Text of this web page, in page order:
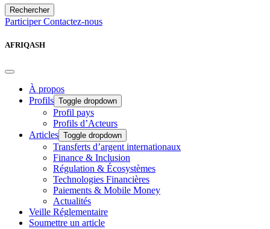
Rechercher
ParticiperContactez-nous
AFRIQASH
À propos
Profils Toggle dropdown
Profil pays
Profils d’Acteurs
Articles Toggle dropdown
Transferts d’argent internationaux
Finance & Inclusion
Régulation & Écosystèmes
Technologies Financières
Paiements & Mobile Money
Actualités
Veille Réglementaire
Soumettre un article